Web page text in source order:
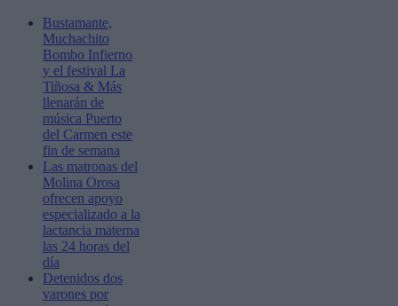
Bustamante,
Muchachito
Bombo Infierno
y el festival La
Tiñosa & Más
llenarán de
música Puerto
del Carmen este
fin de semana
Las matronas del
Molina Orosa
ofrecen apoyo
especializado a la
lactancia materna
las 24 horas del
día
Detenidos dos
varones por